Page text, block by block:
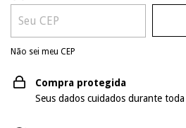
Não sei meu CEP
Compra protegida
Seus dados cuidados durante